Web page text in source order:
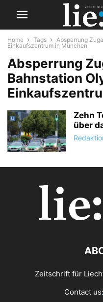
Home Tags
Absperrung
Einkaufszentrum in München
Absperrung
Bahnstation
Zehn
über
Zeitschrift für
Contact us: